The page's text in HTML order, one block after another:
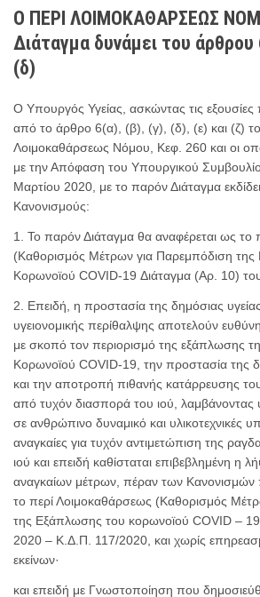
Ο ΠΕΡΙ ΛΟΙΜΟΚΑΘΑΡΣΕΩΣ
Διάταγμα δυνάμει του
(δ)
Ο Υπουργός Υγείας, ασκώντας τις
από το άρθρο 6(α), (β), (γ), (δ), (ε) και (ζ)
Λοιμοκαθάρσεως Νόμου, Κεφ. 260 και οι
με την Απόφαση του Υπουργικού
Μαρτίου 2020, με το παρόν Διάταγμα
Κανονισμούς:
1. Το παρόν Διάταγμα θα αναφέρεται ως το
(Καθορισμός Μέτρων για Παρεμπόδιση
Κορωνοϊού COVID-19 Διάταγμα (Αρ. 10)
2. Επειδή, η προστασία της δημόσιας
υγειονομικής περίθαλψης αποτελούν
με σκοπό τον περιορισμό της εξάπλωσης
Κορωνοϊού COVID-19, την προστασία της
και την αποτροπή πιθανής κατάρρευσης
από τυχόν διασπορά του ιού, λαμβάνοντας
σε ανθρώπινο δυναμικό και υλικοτεχνικές
αναγκαίες για τυχόν αντιμετώπιση της
ιού και επειδή καθίσταται επιβεβλημένη η
αναγκαίων μέτρων, πέραν των Κανονισμών
το περί Λοιμοκαθάρσεως (Καθορισμός
της Εξάπλωσης του κορωνοϊού COVID –
2020 – Κ.Δ.Π. 117/2020, και χωρίς
εκείνων·
και επειδή με Γνωστοποίηση που